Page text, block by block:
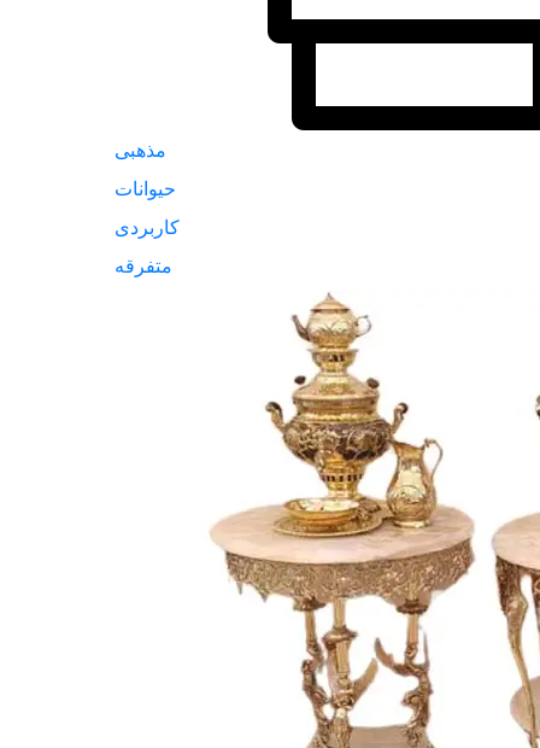
مذهبی
حیوانات
کاربردی
متفرقه